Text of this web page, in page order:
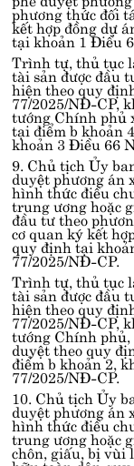
phương thức đối
kết hợp đồng dự
tạikhoản 1 Điều
Trình tự, thủ tục
tài sản được đầu
hiện theo quy
77/2025/NĐ-CP,
tướng Chính phủ
tạiđiểm b khoản
khoản 3 Điều 66
9. Chủ tịch Ủy
duyệt phương án
hình thức điều
trung ương hoặc
đầu tư theo
cơ quan ký kết
quy định tại
77/2025/NĐ-CP.
Trình tự, thủ tục
tài sản được đầu
hiện theo quy
77/2025/NĐ-CP,
tướng Chính phủ,
duyệt theo quy
điểm b khoản 2,
77/2025/NĐ-CP.
10. Chủ tịch Ủy
duyệt phương án
hình thức điều
trung ương hoặc
chôn, giấu, bị vùi